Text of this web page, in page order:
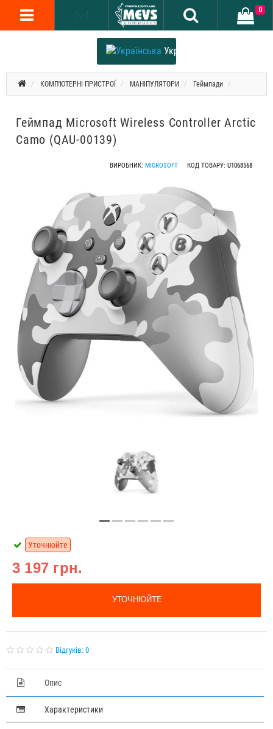
Українська
0
КОМП'ЮТЕРНІ ПРИСТРОЇ МАНІПУЛЯТОРИ Геймпади
Геймпад Microsoft Wireless Controller Arctic
Camo (QAU-00139)
ВИРОБНИК: MICROSOFT КОД ТОВАРУ: U1068568
3 197 грн.
Уточнюйте
УТОЧНЮЙТЕ
Відгуків: 0
Опис
Характеристики